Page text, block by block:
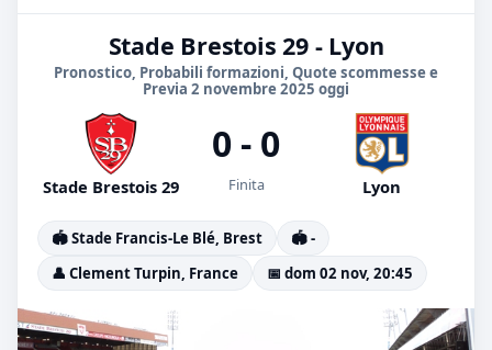
Stade Brestois 29 - Lyon
Pronostico, Probabili formazioni, Quote scommesse e
Previa 2 novembre 2025 oggi
Stade Brestois 29
0 - 0
Finita Lyon
🏟️ Stade Francis-Le Blé, Brest
🏟️ -
👤 Clement Turpin, France
📅 dom 02 nov, 20:45